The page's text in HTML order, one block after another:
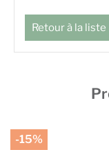
Retour à la liste
-15%